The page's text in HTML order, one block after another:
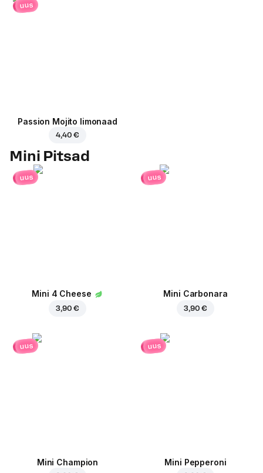
uus
Passion Mojito limonaad
4,40 €
Mini Pitsad
uus
Mini 4 Cheese
3,90 €
uus
Mini Carbonara
3,90 €
uus
Mini Champion
uus
Mini Pepperoni